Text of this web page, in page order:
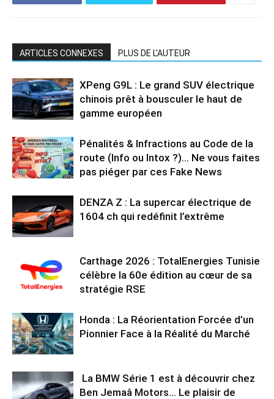
ARTICLES CONNEXES PLUS DE L'AUTEUR
XPeng G9L : Le grand SUV électrique
chinois prêt à bousculer le haut de
gamme européen
Pénalités & Infractions au Code de la
route (Info ou Intox ?)… Ne vous faites
pas piéger par ces Fake News
DENZA Z : La supercar électrique de
1604 ch qui redéfinit l’extrême
Carthage 2026 : TotalEnergies Tunisie
célèbre la 60e édition au cœur de sa
stratégie RSE
Honda : La Réorientation Forcée d’un
Pionnier Face à la Réalité du Marché
La BMW Série 1 est à découvrir chez
Ben Jemaâ Motors… Le plaisir de